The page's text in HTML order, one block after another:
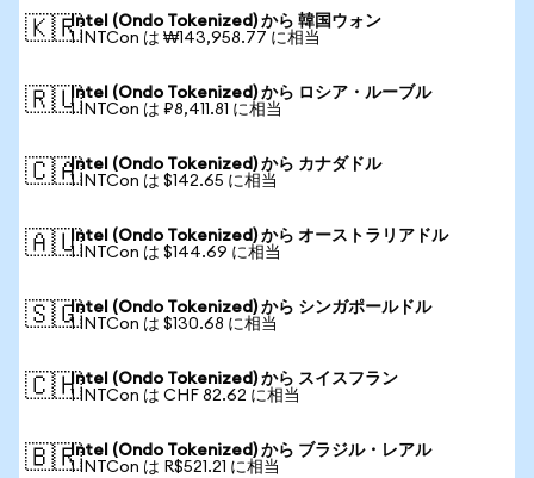
🇰🇷Intel (Ondo Tokenized) から 韓国ウォン
1 INTCon は ₩143,958.77 に相当
🇷🇺Intel (Ondo Tokenized) から ロシア・ルーブル
1 INTCon は ₽8,411.81 に相当
🇨🇦Intel (Ondo Tokenized) から カナダドル
1 INTCon は $142.65 に相当
🇦🇺Intel (Ondo Tokenized) から オーストラリアドル
1 INTCon は $144.69 に相当
🇸🇬Intel (Ondo Tokenized) から シンガポールドル
1 INTCon は $130.68 に相当
🇨🇭Intel (Ondo Tokenized) から スイスフラン
1 INTCon は CHF 82.62 に相当
🇧🇷Intel (Ondo Tokenized) から ブラジル・レアル
1 INTCon は R$521.21 に相当